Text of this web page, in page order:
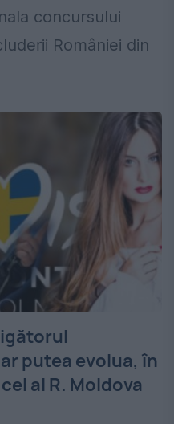
concursului
României din
putea evolua, în
al R. Moldova